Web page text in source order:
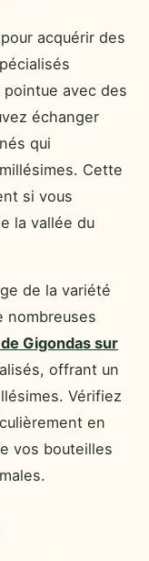
acquérir des
avec des
échanger
qui
Cette
si vous
la vallée du
de la variété
nombreuses
Gigondas sur
offrant un
Vérifiez
en
vos bouteilles